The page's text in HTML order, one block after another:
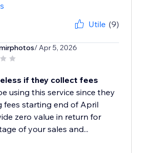
Utile (9)
/ Apr 5, 2026
if they collect fees
using this service since they
fees starting end of April
zero value in return for
of your sales and...